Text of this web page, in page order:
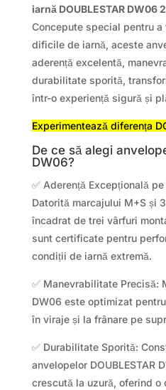
iarnă DOUBLESTAR DW06
Concepute special pentru
dificile de iarnă, aceste
aderență excelentă,
durabilitate sporită,
într-o experiență sigură și
Experimentează diferența
De ce să alegi
DW06?
✅ Aderență Excepțională
Datorită marcajului M+S și
încadrat de trei vârfuri
sunt certificate pentru
condiții de iarnă extremă.
✅ Manevrabilitate Precisă:
DW06 este optimizat
în viraje și la frânare pe
✅ Durabilitate Sporită:
anvelopelor DOUBLESTAR
crescută la uzură, oferind o